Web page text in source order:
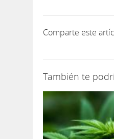
Comparte este
También te